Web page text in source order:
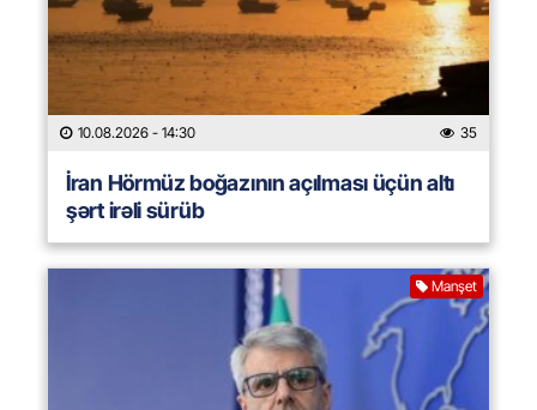
10.08.2026 - 14:30 35
İran Hörmüz boğazının açılması üçün altı
şərt irəli sürüb
Manşet